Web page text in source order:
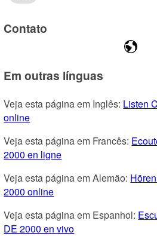
Contato
Em outras línguas
Veja esta página em Inglês: Listen
online
Veja esta página em Francês:
2000 en ligne
Veja esta página em Alemão:
2000 online
Veja esta página em Espanhol:
DE 2000 en vivo